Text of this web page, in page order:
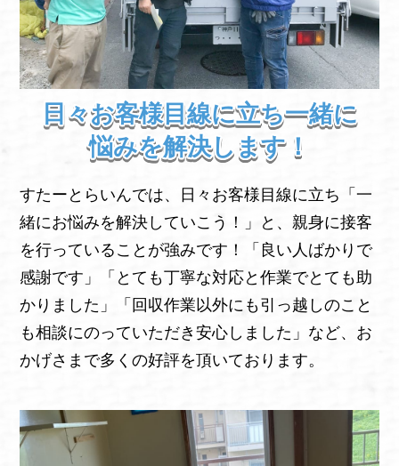
日々お客様目線に立ち一緒に
悩みを解決します！
すたーとらいんでは、日々お客様目線に立ち「一
緒にお悩みを解決していこう！」と、親身に接客
を行っていることが強みです！「良い人ばかりで
感謝です」「とても丁寧な対応と作業でとても助
かりました」「回収作業以外にも引っ越しのこと
も相談にのっていただき安心しました」など、お
かげさまで多くの好評を頂いております。